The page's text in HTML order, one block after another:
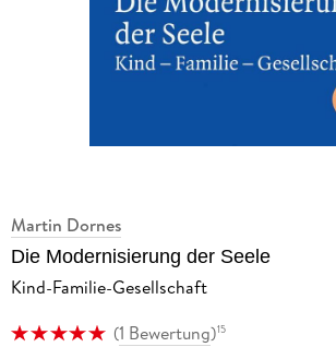
Martin Dornes
Die Modernisierung der Seele
Kind-Familie-Gesellschaft
(1 Bewertung)15